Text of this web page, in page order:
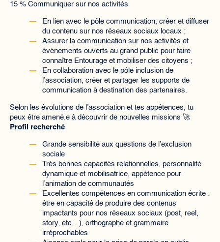
15 % Communiquer sur nos activités
En lien avec le pôle communication, créer et diffuser
du contenu sur nos réseaux sociaux locaux ;
Assurer la communication sur nos activités et
événements ouverts au grand public pour faire
connaître Entourage et mobiliser des citoyens ;
En collaboration avec le pôle inclusion de
l’association, créer et partager les supports de
communication à destination des partenaires.
Selon les évolutions de l’association et tes appétences, tu
peux être amené.e à découvrir de nouvelles missions 🚀
Profil recherché
Grande sensibilité aux questions de l’exclusion
sociale
Très bonnes capacités relationnelles, personnalité
dynamique et mobilisatrice, appétence pour
l’animation de communautés
Excellentes compétences en communication écrite :
être en capacité de produire des contenus
impactants pour nos réseaux sociaux (post, reel,
story, etc…), orthographe et grammaire
irréprochables